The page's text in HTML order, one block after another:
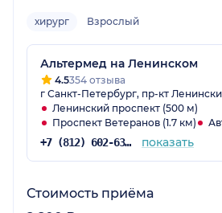
хирург Взрослый
Альтермед на Ленинском
4.5354 отзыва
г Санкт-Петербург, пр-кт
Ленинский проспект (500 м)
Проспект Ветеранов (1.7 км)
+7 (812) 602-63-59 показать
Стоимость приёма